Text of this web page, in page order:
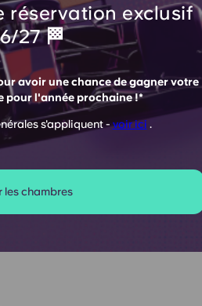
réservation exclusif
27 🏁
avoir une chance de gagner votre
pour l'année prochaine !*
s'appliquent -voir ici .
les chambres